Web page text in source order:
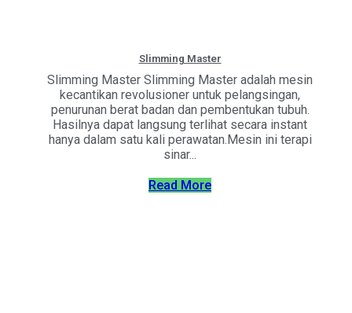
Slimming Master
Slimming Master Slimming Master adalah mesin
kecantikan revolusioner untuk pelangsingan,
penurunan berat badan dan pembentukan tubuh.
Hasilnya dapat langsung terlihat secara instant
hanya dalam satu kali perawatan.Mesin ini terapi
sinar...
Read More